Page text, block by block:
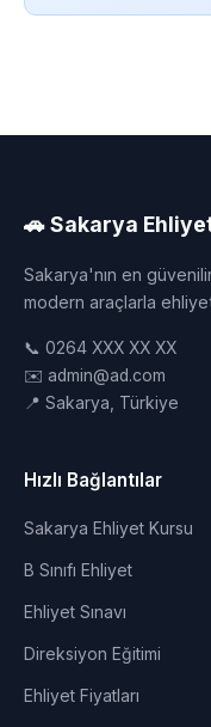
🚗 Sakarya
Sakarya'nın en
modern araçlarla
📞 0264 XXX XX XX
✉️ admin@ad.com
📍 Sakarya, Türkiye
Hızlı Bağlantılar
Sakarya Ehliyet Kursu
B Sınıfı Ehliyet
Ehliyet Sınavı
Direksiyon Eğitimi
Ehliyet Fiyatları